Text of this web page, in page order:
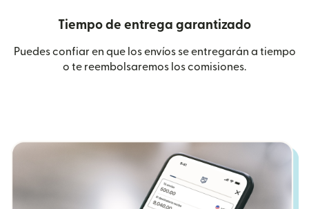
Tiempo de entrega garantizado
Puedes confiar en que los envíos se entregarán a tiempo
o te reembolsaremos los comisiones.